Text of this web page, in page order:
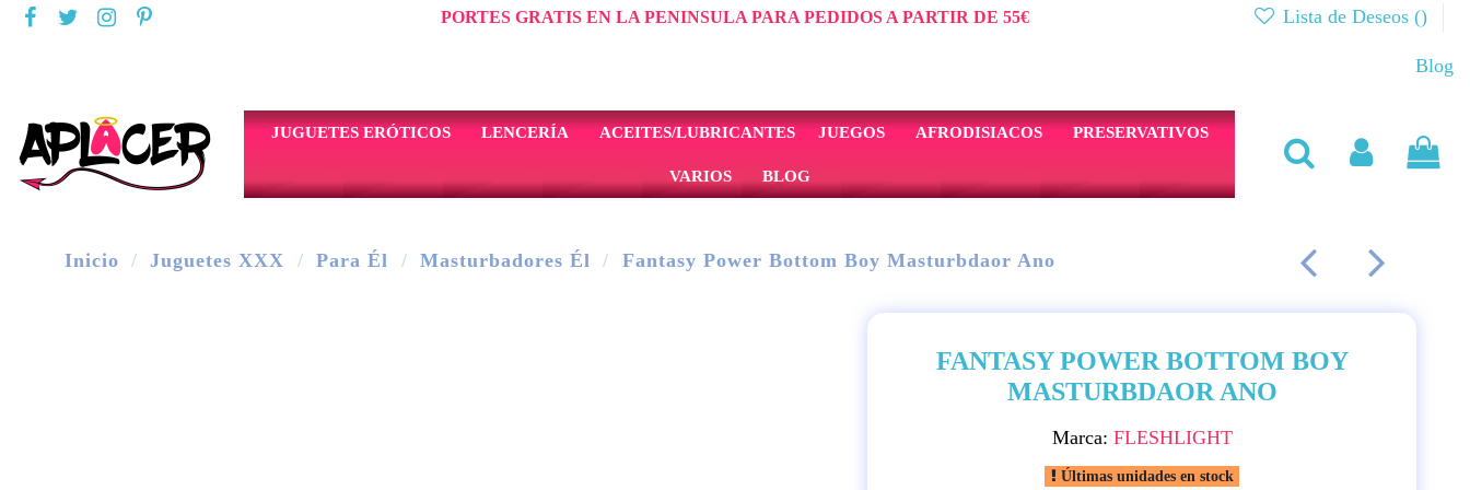
PORTES GRATIS EN LA PENINSULA PARA PEDIDOS A PARTIR DE 55€ Lista de Deseos ()
Blog
JUGUETES ERÓTICOS LENCERÍA ACEITES/LUBRICANTES JUEGOS AFRODISIACOS PRESERVATIVOS
VARIOS BLOG
Inicio Juguetes XXX Para Él Masturbadores Él Fantasy Power Bottom Boy Masturbdaor Ano
FANTASY POWER BOTTOM BOY
MASTURBDAOR ANO
Marca: FLESHLIGHT
Últimas unidades en stock